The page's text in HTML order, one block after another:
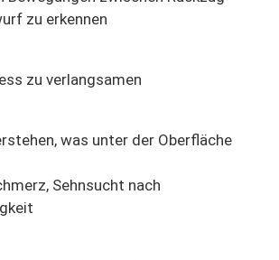
zu erkennen
zu verlangsamen
was unter der Oberfläche
Sehnsucht nach